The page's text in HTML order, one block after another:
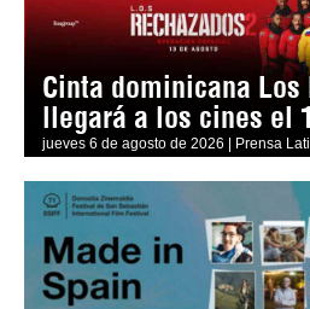
Cinta dominicana Los
llegará a los cines el
jueves 6 de agosto de 2026 | Prensa